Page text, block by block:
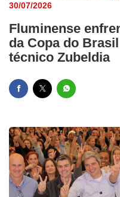
30/07/2026
Fluminense
da Copa do
técnico Zubeldia